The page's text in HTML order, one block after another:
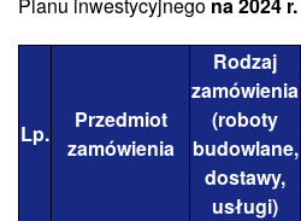
Lp.
Przedmiot
zamówienia
Rodzaj
zamówienia
(roboty
budowlane,
dostawy,
usługi)